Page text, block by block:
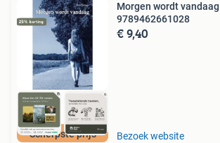
Scherpste prijs
Morgen wordt
9789462661028
€ 9,40
Bezoek website